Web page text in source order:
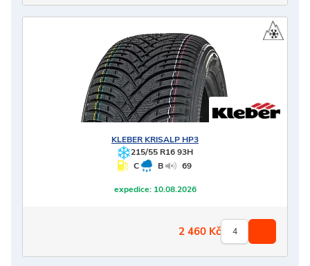
KLEBER KRISALP HP3
215/55 R16 93H
C
B 69
expedice:10.08.2026
2 460 Kč